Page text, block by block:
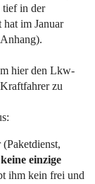
tief in der
im Januar
hier den Lkw-
zu
keine einzige
ihm kein frei und